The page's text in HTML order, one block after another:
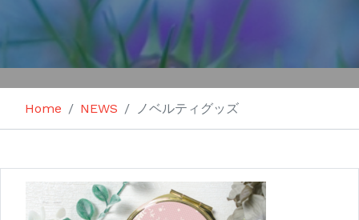
Home NEWS ノベルティグッズ